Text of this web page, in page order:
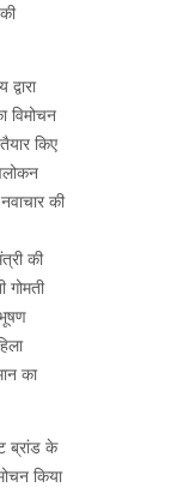
विमोचन
किए
की
की
गोमती
का
ब्रांड के
किया